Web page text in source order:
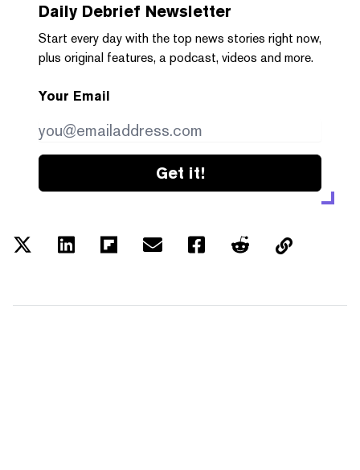
Daily Debrief Newsletter
Start every day with the top news stories right now,
plus original features, a podcast, videos and more.
Your Email
Get it!